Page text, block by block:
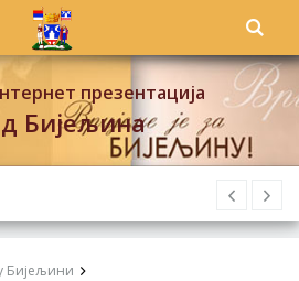
презентација
Бијељина
Бијељини